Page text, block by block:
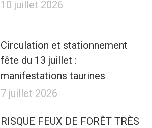
10 juillet 2026
Circulation et stationnement
fête du 13 juillet :
manifestations taurines
7 juillet 2026
RISQUE FEUX DE FORÊT TRÈS